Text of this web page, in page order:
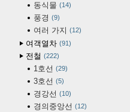
동식물 14
풍경 9
여러 가지 12
여객열차 91
전철 222
1호선 29
3호선 5
경강선 10
경의중앙선 12